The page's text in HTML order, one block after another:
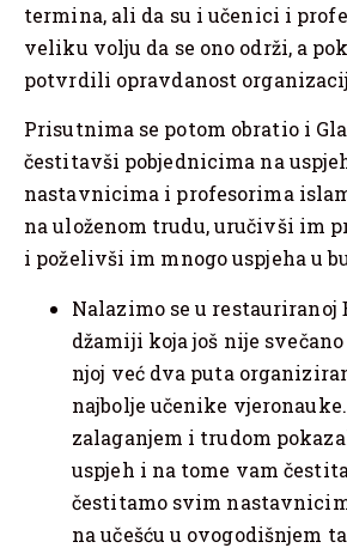
termina, ali da su i učenici i
veliku volju da se ono održi, a
potvrdili opravdanost
Prisutnima se potom obratio i
čestitavši pobjednicima na
nastavnicima i profesorima
na uloženom trudu, uručivši im
i poželivši im mnogo uspjeha u
Nalazimo se u restauriranoj
džamiji koja još nije
njoj već dva puta
najbolje učenike
zalaganjem i trudom
uspjeh i na tome vam
čestitamo svim
na učešću u ovogodišnjem